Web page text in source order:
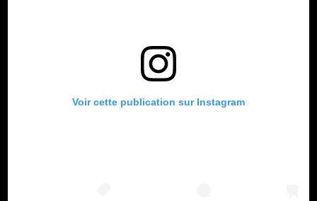
Voir cette publication sur Instagram